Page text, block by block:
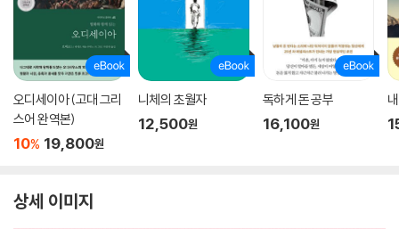
오디세이아 (고대 그리
스어 완역본)
10% 19,800원
니체의 초월자
12,500원
독하게 돈 공부
16,100원
상세 이미지